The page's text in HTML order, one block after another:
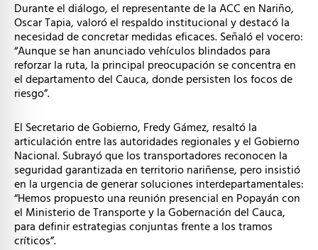
Durante el diálogo, el representante de la ACC en Nariño,
Oscar Tapia, valoró el respaldo institucional y destacó la
necesidad de concretar medidas eficaces. Señaló el vocero:
“Aunque se han anunciado vehículos blindados para
reforzar la ruta, la principal preocupación se concentra en
el departamento del Cauca, donde persisten los focos de
riesgo”.
El Secretario de Gobierno, Fredy Gámez, resaltó la
articulación entre las autoridades regionales y el Gobierno
Nacional. Subrayó que los transportadores reconocen la
seguridad garantizada en territorio nariñense, pero insistió
en la urgencia de generar soluciones interdepartamentales:
“Hemos propuesto una reunión presencial en Popayán con
el Ministerio de Transporte y la Gobernación del Cauca,
para definir estrategias conjuntas frente a los tramos
críticos”.